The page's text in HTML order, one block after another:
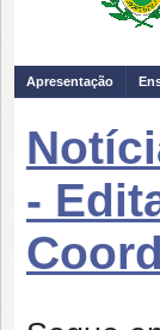
Apresentação
-